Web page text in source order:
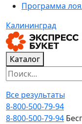
Программа
Калининград
Каталог
Все результаты
8-800-500-79-94
8-800-500-79-94